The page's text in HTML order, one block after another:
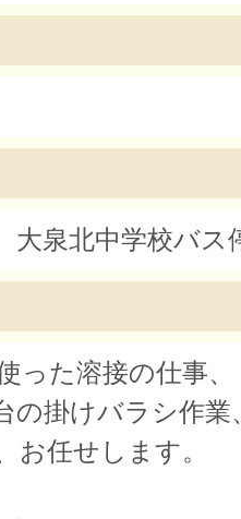
泉北中学校バス
った溶接の仕事、
の掛けバラシ作業
お任せします。